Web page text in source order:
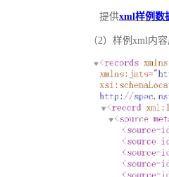
提供xml样例数
（2）样例xml内